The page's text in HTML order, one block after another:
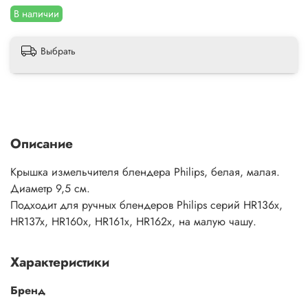
В наличии
Выбрать
Описание
Крышка измельчителя блендера Philips, белая, малая.
Диаметр 9,5 см.
Подходит для ручных блендеров Philips серий HR136x,
HR137x, HR160x, HR161x, HR162x, на малую чашу.
Характеристики
Бренд